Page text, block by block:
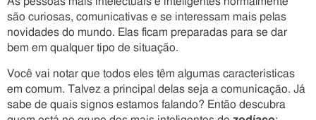
são curiosas, comunicativas e se interessam mais pelas
novidades do mundo. Elas ficam preparadas para se dar
bem em qualquer tipo de situação.
Você vai notar que todos eles têm algumas características
em comum. Talvez a principal delas seja a comunicação. Já
sabe de quais signos estamos falando? Então descubra